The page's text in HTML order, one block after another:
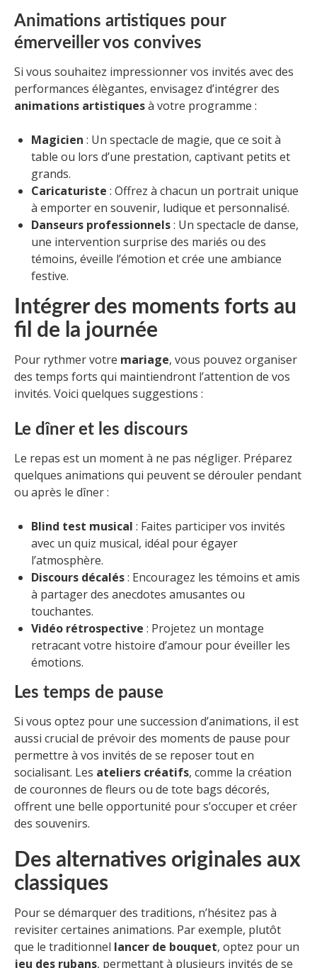
Animations artistiques pour
émerveiller vos convives
Si vous souhaitez impressionner vos invités avec des
performances élègantes, envisagez d’intégrer des
animations artistiquesà votre programme :
Magicien : Un spectacle de magie, que ce soit à
table ou lors d’une prestation, captivant petits et
grands.
Caricaturiste : Offrez à chacun un portrait unique
à emporter en souvenir, ludique et personnalisé.
Danseurs professionnels: Un spectacle de danse,
une intervention surprise des mariés ou des
témoins, éveille l’émotion et crée une ambiance
festive.
Intégrer des moments forts au
fil de la journée
Pour rythmer votre mariage, vous pouvez organiser
des temps forts qui maintiendront l’attention de vos
invités. Voici quelques suggestions :
Le dîner et les discours
Le repas est un moment à ne pas négliger. Préparez
quelques animations qui peuvent se dérouler pendant
ou après le dîner :
Blind test musical : Faites participer vos invités
avec un quiz musical, idéal pour égayer
l’atmosphère.
Discours décalés: Encouragez les témoins et amis
à partager des anecdotes amusantes ou
touchantes.
Vidéo rétrospective : Projetez un montage
retracant votre histoire d’amour pour éveiller les
émotions.
Les temps de pause
Si vous optez pour une succession d’animations, il est
aussi crucial de prévoir des moments de pause pour
permettre à vos invités de se reposer tout en
socialisant. Les ateliers créatifs, comme la création
de couronnes de fleurs ou de tote bags décorés,
offrent une belle opportunité pour s’occuper et créer
des souvenirs.
Des alternatives originales aux
classiques
Pour se démarquer des traditions, n’hésitez pas à
revisiter certaines animations. Par exemple, plutôt
que le traditionnel lancer de bouquet, optez pour un
jeu des rubans, permettant à plusieurs invités de se